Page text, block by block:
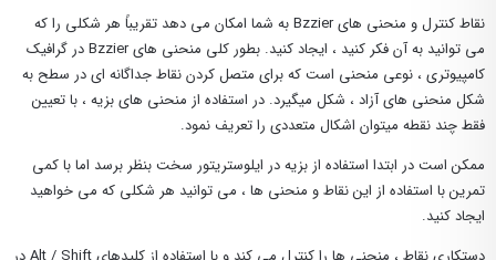
نقاط کنترل و منحنی های Bzzier به شما امکان می دهد تقریباً هر شکلی را که
می توانید به آن فکر کنید ، ایجاد کنید. بطور کلی منحنی های Bzzier در گرافیک
کامپیوتری ، نوعی منحنی است که برای متصل کردن نقاط جداگانه ای در سطح به
شکل منحنی های آزاد ، شکل میگیرد. در استفاده از منحنی های بزیه ، با تعیین
فقط چند نقطه میتوان اشکال متعددی را تعریف نمود.
ممکن است در ابتدا استفاده از بزیه در ایلوستریتور سخت بنظر برسد اما با کمی
تمرین با استفاده از این نقاط و منحنی ها ، می توانید هر شکلی که می خواهید
ایجاد کنید.